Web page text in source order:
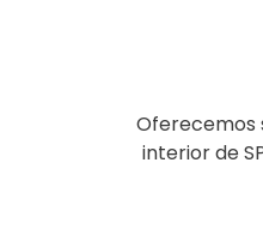
Oferecemos
interior de